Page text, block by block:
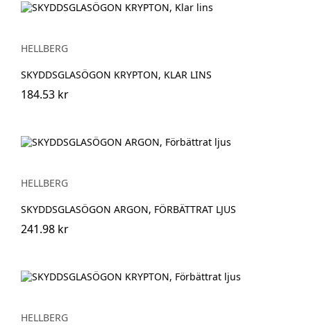
HELLBERG
SKYDDSGLASÖGON KRYPTON, KLAR LINS
184.53 kr
HELLBERG
SKYDDSGLASÖGON ARGON, FÖRBÄTTRAT LJUS
241.98 kr
HELLBERG